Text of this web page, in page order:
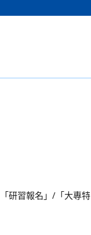
研習報名」/「大專特